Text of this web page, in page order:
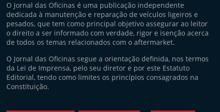
O Jornal das Oficinas é uma publicação independente
dedicada à manutenção e reparação de veículos ligeiros e
pesados, que tem como principal objetivo assegurar ao leitor
o direito a ser informado com verdade, rigor e isenção acerca
de todos os temas relacionados com o aftermarket.
O Jornal das Oficinas segue a orientação definida, nos termos
da Lei de Imprensa, pelo seu diretor e por este Estatuto
Editorial, tendo como limites os princípios consagrados na
Constituição.